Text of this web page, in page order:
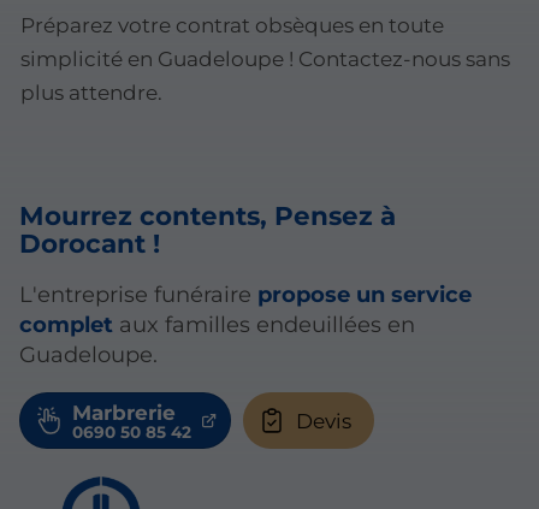
Préparez votre contrat obsèques en toute
simplicité en Guadeloupe ! Contactez-nous sans
plus attendre.
Mourrez contents, Pensez à
Dorocant !
L'entreprise funéraire propose un service
complet aux familles endeuillées en
Guadeloupe.
Marbrerie Devis